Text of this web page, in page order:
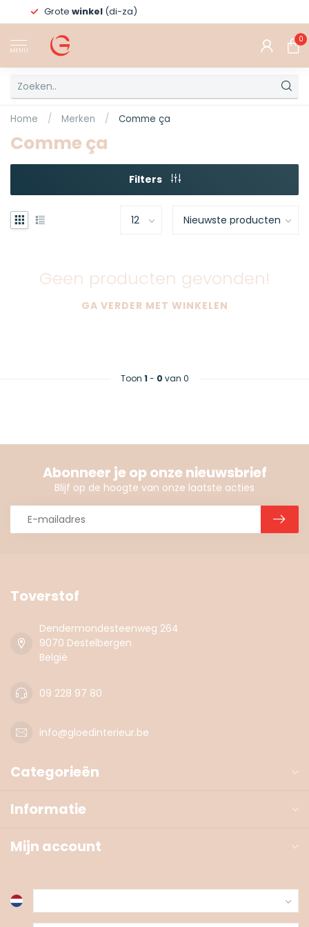
Grotewinkel(di-za)
MENU
0
Home / Merken / Comme ça
Comme ça
Filters
Geen producten gevonden!
GA VERDER MET WINKELEN
Toon 1 - 0 van 0
Abonneer je op onze nieuwsbrief
Blijf op de hoogte van onze laatste acties
Toverstof
Dendermondesteenweg 264
9070 Destelbergen
België
09 228 97 80
info@gloedinterieur.be
Categorieën
Informatie
Mijn account